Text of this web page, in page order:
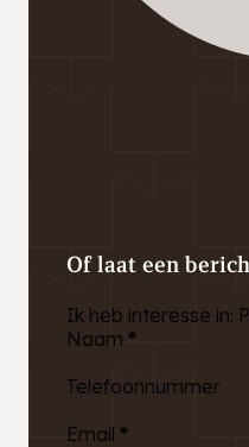
Of laat een
Ik heb interesse in:
Naam *
Telefoonnummer
Email *